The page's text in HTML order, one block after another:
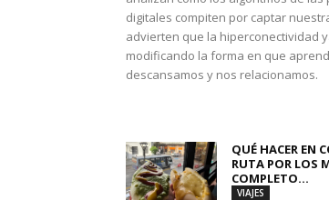
digitales compiten por captar
advierten que la hiperconectividad
modificando la forma en que
descansamos y nos relacionamos.
QUÉ HACER EN
RUTA POR LOS
COMPLETO...
VIAJES